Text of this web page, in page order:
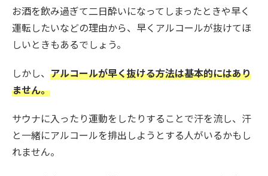
お酒を飲み過ぎて二日酔いになってしまったときや早く
運転したいなどの理由から、早くアルコールが抜けてほ
しいときもあるでしょう。
しかし、 アルコールが早く抜ける方法は基本的にはあり
ません。
サウナに入ったり運動をしたりすることで汗を流し、汗
と一緒にアルコールを排出しようとする人がいるかもし
れません。